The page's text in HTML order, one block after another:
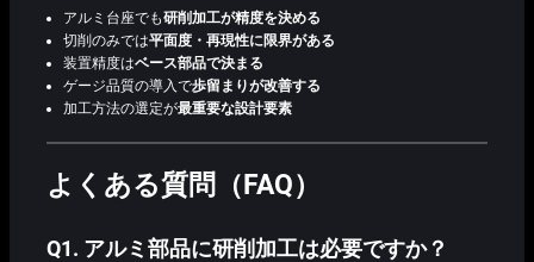
アルミ台座でも研削加工が精度を決める
切削のみでは平面度・再現性に限界がある
装置精度はベース部品で決まる
ゲージ品質の導入で歩留まりが改善する
加工方法の選定が最重要な設計要素
よくある質問（FAQ）
Q1. アルミ部品に研削加工は必要ですか？